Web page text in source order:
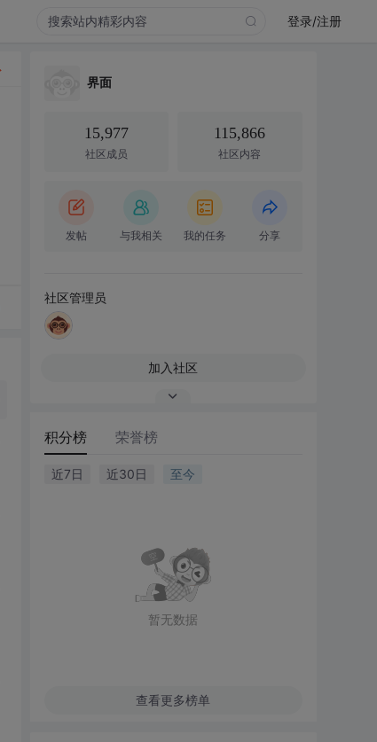
登录/注册
界面
15,977
社区成员
115,866
社区内容
发帖 与我相关 我的任务 分享
社区管理员
加入社区
积分榜 荣誉榜
近7日 近30日 至今
暂无数据
查看更多榜单